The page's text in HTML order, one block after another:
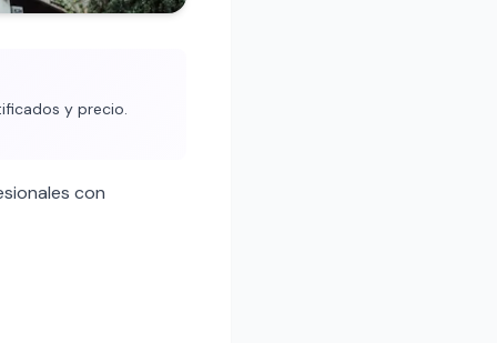
y precio.
con